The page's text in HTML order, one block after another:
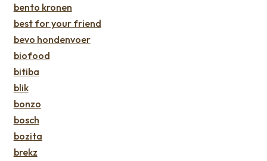
bento kronen
best for your friend
bevo hondenvoer
biofood
bitiba
blik
bonzo
bosch
bozita
brekz